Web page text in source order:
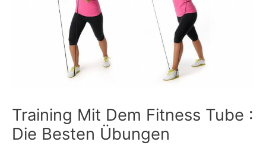
Training Mit Dem Fitness Tube :
Die Besten Übungen